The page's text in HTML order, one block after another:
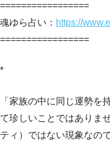
=================
魂ゆら占い： https://
=================
*
「家族の中に同じ運勢を
て珍しいことではありま
ティ）ではない現象なので